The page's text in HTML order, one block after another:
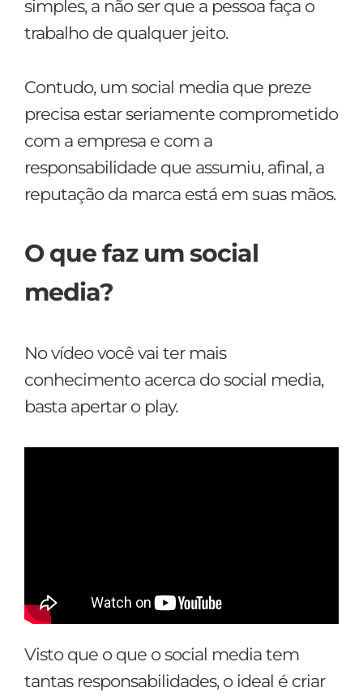
simples, a não ser que a pessoa faça o
trabalho de qualquer jeito.
Contudo, um social media que preze
precisa estar seriamente comprometido
com a empresa e com a
responsabilidade que assumiu, afinal, a
reputação da marca está em suas mãos.
O que faz um social
media?
No vídeo você vai ter mais
conhecimento acerca do social media,
basta apertar o play.
Visto que o que o social media tem
tantas responsabilidades, o ideal é criar